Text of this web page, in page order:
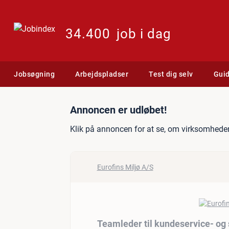
34.400 job i dag
Jobsøgning Arbejdspladser Test dig selv
Jobannonce:
Annoncen er udløbet!
Klik på annoncen for at se, om
Eurofins Miljø A/S
Teamleder til kundeservice-